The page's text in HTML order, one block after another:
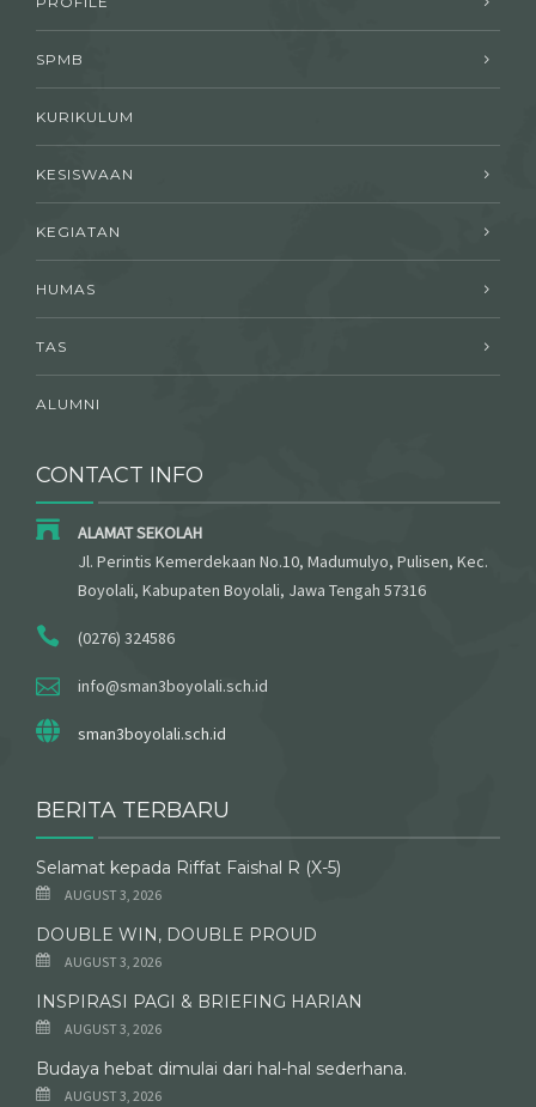
SPMB
KURIKULUM
KESISWAAN
KEGIATAN
HUMAS
TAS
ALUMNI
CONTACT INFO
ALAMAT SEKOLAH
Jl. Perintis Kemerdekaan No.10, Madumulyo, Pulisen, Kec.
Boyolali, Kabupaten Boyolali, Jawa Tengah 57316
(0276) 324586
info@sman3boyolali.sch.id
sman3boyolali.sch.id
BERITA TERBARU
Selamat kepada Riffat Faishal R (X-5)
AUGUST 3, 2026
DOUBLE WIN, DOUBLE PROUD
AUGUST 3, 2026
INSPIRASI PAGI & BRIEFING HARIAN
AUGUST 3, 2026
Budaya hebat dimulai dari hal-hal sederhana.
AUGUST 3, 2026